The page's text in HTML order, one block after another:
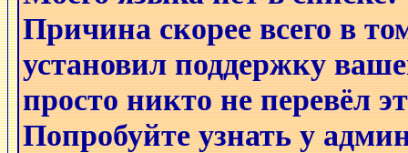
Причина скорее всего в
установил поддержку
просто никто не перевёл
Попробуйте узнать у